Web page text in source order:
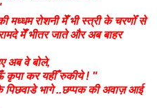
मध्धम रोशनी मेँ भी स्त्री के चरणोँ से
मेँ भीतर जाते और अब बाहर
अब वे बोले,
कर यहीँ रुकीये ! "
भागे ..छप्पक की अवाज़ आई